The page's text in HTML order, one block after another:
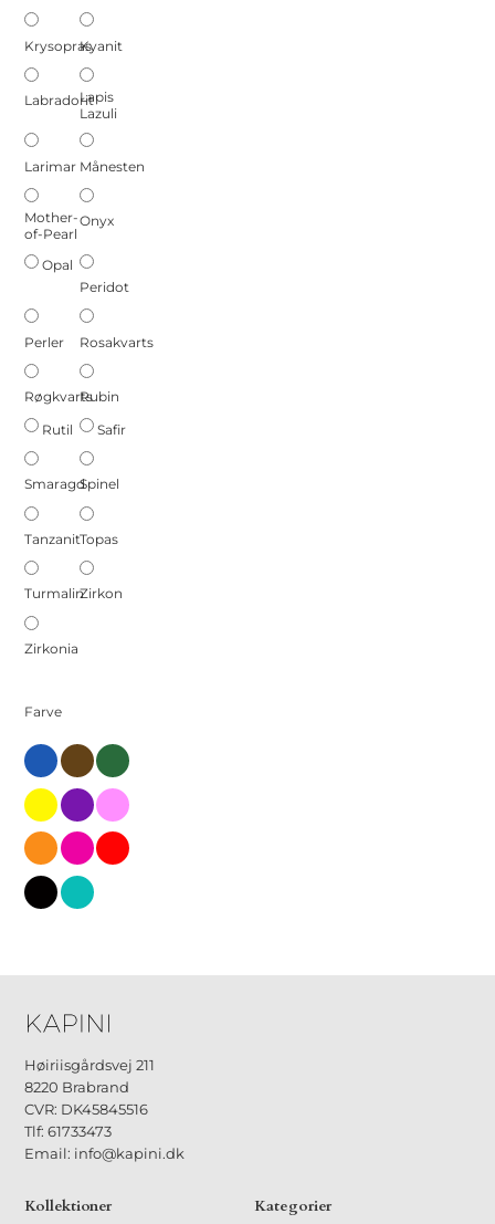
KrysoprasKyanit
LabradoritLapis
Lazuli
Larimar Månesten
Mother-
of-Pearl
Onyx
Opal
Peridot
Perler Rosakvarts
RøgkvartsRubin
Rutil
Safir
SmaragdSpinel
TanzanitTopas
TurmalinZirkon
Zirkonia
Farve
blaa brun groen
gul lilla lyseroed
orange pink roed
sort tyrkis
Høiriisgårdsvej 211
8220 Brabrand
CVR: DK45845516
Tlf: 61733473
Email: info@kapini.dk
Kollektioner Kategorier